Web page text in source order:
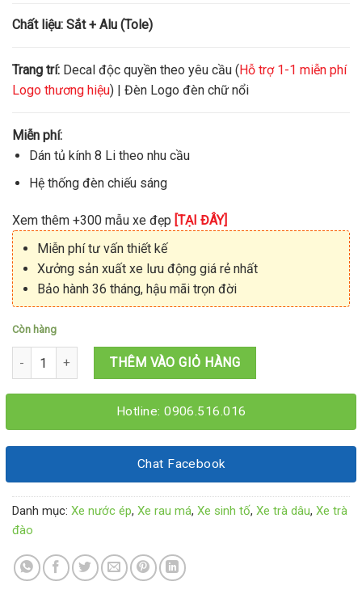
Chất liệu: Sắt + Alu (Tole)
Trang trí: Decal độc quyền theo yêu cầu (Hỗ trợ 1-1 miễn phí
Logo thương hiệu) | Đèn Logo đèn chữ nổi
Miễn phí:
Dán tủ kính 8 Li theo nhu cầu
Hệ thống đèn chiếu sáng
Xem thêm +300 mẫu xe đẹp [TẠI ĐÂY]
Miễn phí tư vấn thiết kế
Xưởng sản xuất xe lưu động giá rẻ nhất
Bảo hành 36 tháng, hậu mãi trọn đời
Còn hàng
Xe rau má mix 1M6x60x1M95 số lượng
THÊM VÀO GIỎ HÀNG
Hotline: 0906.516.016
Chat Facebook
Danh mục: Xe nước ép, Xe rau má, Xe sinh tố, Xe trà dâu, Xe trà
đào